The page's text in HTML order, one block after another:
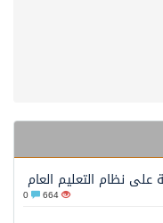
نظام التعليم العام
664